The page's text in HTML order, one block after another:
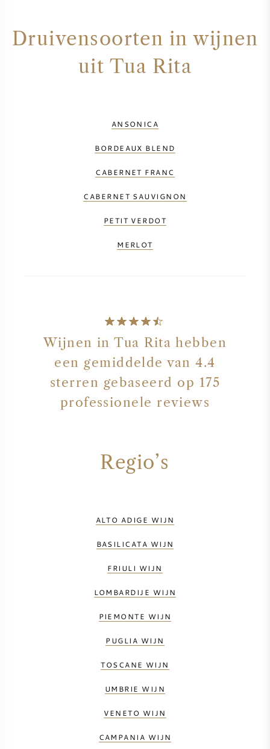
Druivensoorten in wijnen
uit Tua Rita
ANSONICA
BORDEAUX BLEND
CABERNET FRANC
CABERNET SAUVIGNON
PETIT VERDOT
MERLOT
Wijnen in Tua Rita hebben
een gemiddelde van 4.4
sterren gebaseerd op 175
professionele reviews
Regio’s
ALTO ADIGE WIJN
BASILICATA WIJN
FRIULI WIJN
LOMBARDIJE WIJN
PIEMONTE WIJN
PUGLIA WIJN
TOSCANE WIJN
UMBRIE WIJN
VENETO WIJN
CAMPANIA WIJN